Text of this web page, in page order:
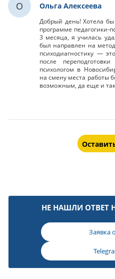
О Ольга Алексеева
Добрый день! Хотела
программе педагогики-
3 месяца, я училась
был направлен на
психодиагностику —
после
психологом в
на смену места работы
возможным, да еще и
НЕ НАШЛИ ОТВЕТ
Заявка